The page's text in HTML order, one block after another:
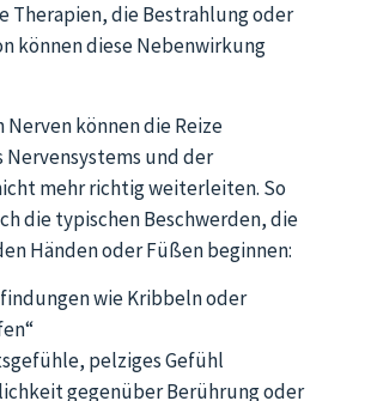
Therapien, die Bestrahlung oder
können diese Nebenwirkung
Nerven können die Reize
Nervensystems und der
mehr richtig weiterleiten. So
die typischen Beschwerden, die
Händen oder Füßen beginnen:
wie Kribbeln oder
pelziges Gefühl
gegenüber Berührung oder